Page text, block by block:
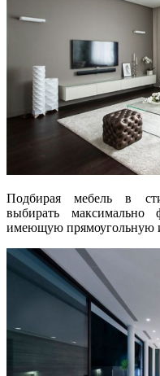
Подбирая мебель в
выбирать максимально
имеющую прямоугольную